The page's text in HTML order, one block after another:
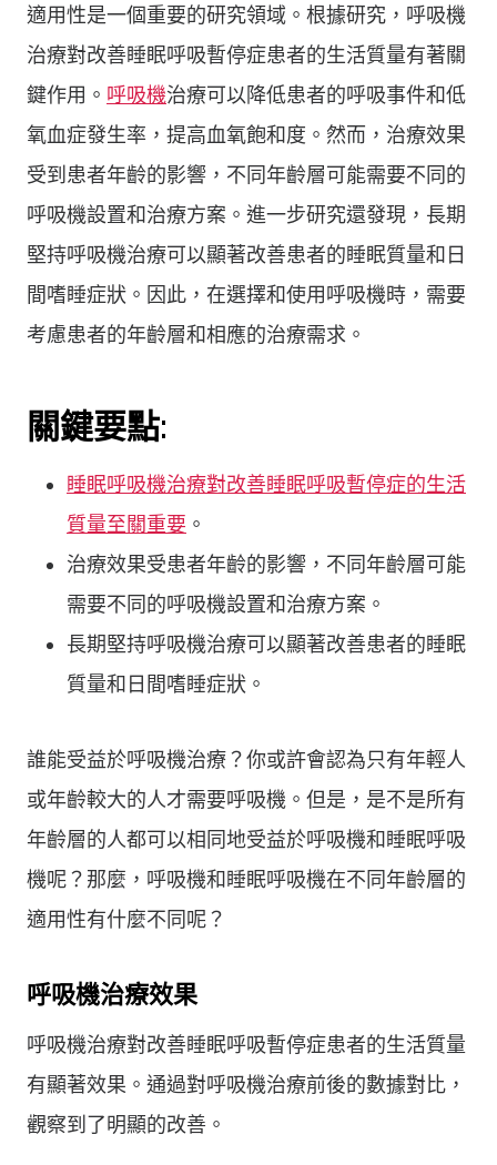
適用性是一個重要的研究領域。根據研究，呼吸機
治療對改善睡眠呼吸暫停症患者的生活質量有著關
鍵作用。 呼吸機治療可以降低患者的呼吸事件和低
氧血症發生率，提高血氧飽和度。然而，治療效果
受到患者年齡的影響，不同年齡層可能需要不同的
呼吸機設置和治療方案。進一步研究還發現，長期
堅持呼吸機治療可以顯著改善患者的睡眠質量和日
間嗜睡症狀。因此，在選擇和使用呼吸機時，需要
考慮患者的年齡層和相應的治療需求。
關鍵要點:
睡眠呼吸機治療對改善睡眠呼吸暫停症的生活
質量至關重要 。
治療效果受患者年齡的影響，不同年齡層可能
需要不同的呼吸機設置和治療方案。
長期堅持呼吸機治療可以顯著改善患者的睡眠
質量和日間嗜睡症狀。
誰能受益於呼吸機治療？你或許會認為只有年輕人
或年齡較大的人才需要呼吸機。但是，是不是所有
年齡層的人都可以相同地受益於呼吸機和睡眠呼吸
機呢？那麼，呼吸機和睡眠呼吸機在不同年齡層的
適用性有什麼不同呢？
呼吸機治療效果
呼吸機治療對改善睡眠呼吸暫停症患者的生活質量
有顯著效果。通過對呼吸機治療前後的數據對比，
觀察到了明顯的改善。